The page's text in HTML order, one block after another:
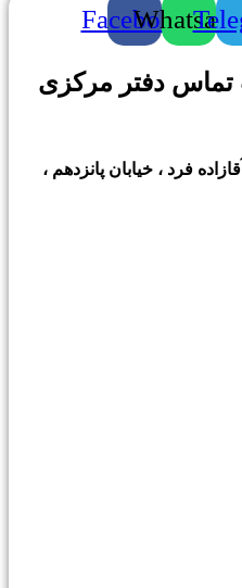
Facebook
دفتر مرکزی
فرد ، خیابان پانزدهم ،